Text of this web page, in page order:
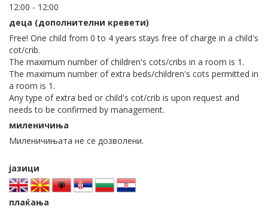
12:00 - 12:00
деца (дополнителни кревети)
Free! One child from 0 to 4 years stays free of charge in a child's
cot/crib.
The maximum number of children's cots/cribs in a room is 1.
The maximum number of extra beds/children's cots permitted in
a room is 1.
Any type of extra bed or child's cot/crib is upon request and
needs to be confirmed by management.
миленичиња
Миленичињата не се дозволени.
јазици
плаќања